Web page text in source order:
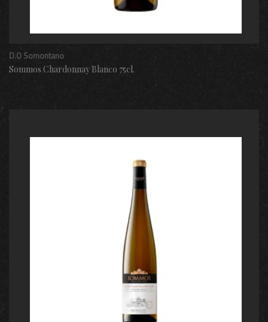
D.O Somontano
Sommos Chardonnay Blanco 75cl.